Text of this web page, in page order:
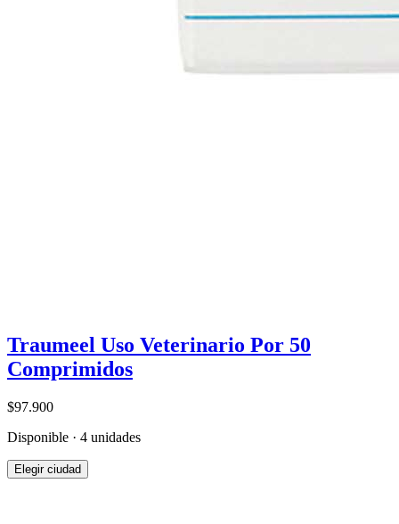
Traumeel Uso Veterinario Por 50
Comprimidos
$97.900
Disponible · 4 unidades
Elegir ciudad